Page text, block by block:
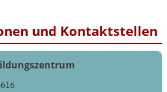
und Kontaktstellen